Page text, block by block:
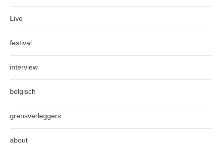
Live
festival
interview
belgisch
grensverleggers
about